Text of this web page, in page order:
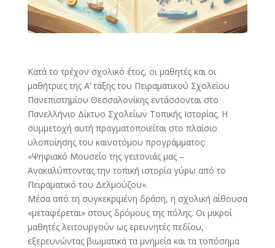
Κατά το τρέχον σχολικό έτος, οι μαθητές και οι
μαθήτριες της Α’ τάξης του Πειραματικού Σχολείου
Πανεπιστημίου Θεσσαλονίκης εντάσσονται στο
Πανελλήνιο Δίκτυο Σχολείων Τοπικής Ιστορίας. Η
συμμετοχή αυτή πραγματοποιείται στο πλαίσιο
υλοποίησης του καινοτόμου προγράμματος:
«Ψηφιακό Μουσείο της γειτονιάς μας –
Ανακαλύπτοντας την τοπική ιστορία γύρω από το
Πειραματικό του Δελμούζου».
Μέσα από τη συγκεκριμένη δράση, η σχολική αίθουσα
«μεταφέρεται» στους δρόμους της πόλης. Οι μικροί
μαθητές λειτουργούν ως ερευνητές πεδίου,
εξερευνώντας βιωματικά τα μνημεία και τα τοπόσημα